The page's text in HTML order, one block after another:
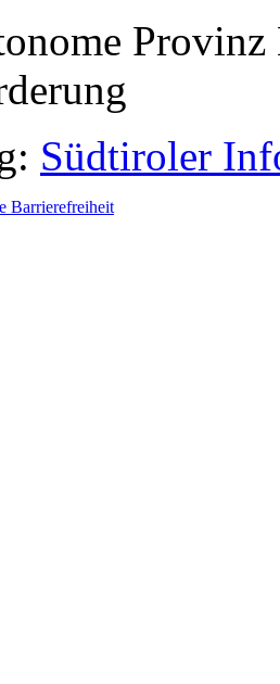
Provinz
Südtiroler
Barrierefreiheit